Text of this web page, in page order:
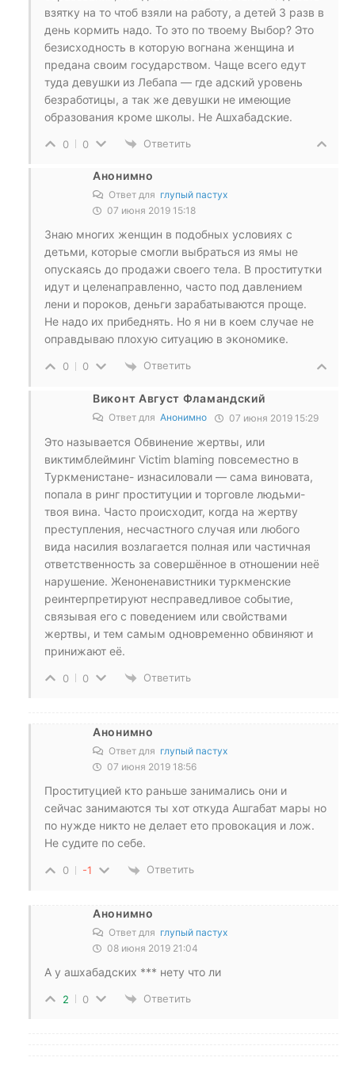
взятку на то чтоб взяли на работу, а детей 3 разв в
день кормить надо. То это по твоему Выбор? Это
безисходность в которую вогнана женщина и
предана своим государством. Чаще всего едут
туда девушки из Лебапа — где адский уровень
безработицы, а так же девушки не имеющие
образования кроме школы. Не Ашхабадские.
0 0 Ответить
Анонимно
Ответ для глупый пастух
07 июня 2019 15:18
Знаю многих женщин в подобных условиях с
детьми, которые смогли выбраться из ямы не
опускаясь до продажи своего тела. В проститутки
идут и целенаправленно, часто под давлением
лени и пороков, деньги зарабатываются проще.
Не надо их прибеднять. Но я ни в коем случае не
оправдываю плохую ситуацию в экономике.
0 0 Ответить
Виконт Август Фламандский
Ответ для Анонимно 07 июня 2019 15:29
Это называется Обвинение жертвы, или
виктимблейминг Victim blaming повсеместно в
Туркменистане- изнасиловали — сама виновата,
попала в ринг проституции и торговле людьми-
твоя вина. Часто происходит, когда на жертву
преступления, несчастного случая или любого
вида насилия возлагается полная или частичная
ответственность за совершённое в отношении неё
нарушение. Женоненавистники туркменские
реинтерпретируют несправедливое событие,
связывая его с поведением или свойствами
жертвы, и тем самым одновременно обвиняют и
принижают её.
0 0 Ответить
Анонимно
Ответ для глупый пастух
07 июня 2019 18:56
Проституцией кто раньше занимались они и
сейчас занимаются ты хот откуда Ашгабат мары но
по нужде никто не делает ето провокация и лож.
Не судите по себе.
0 -1 Ответить
Анонимно
Ответ для глупый пастух
08 июня 2019 21:04
А у ашхабадских *** нету что ли
2 0 Ответить